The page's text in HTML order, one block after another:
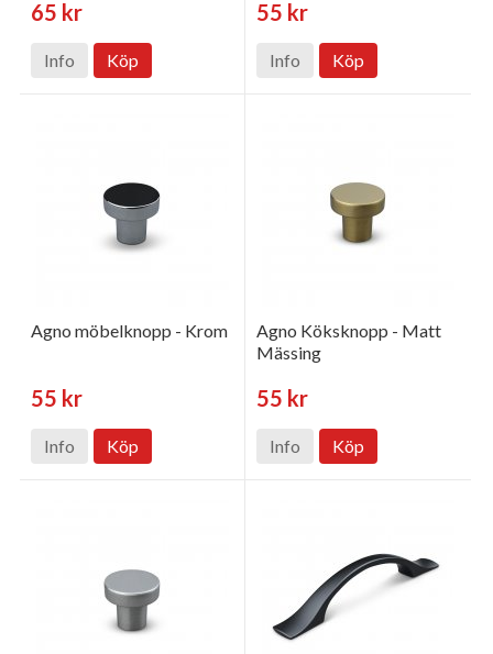
65 kr
Info Köp
55 kr
Info Köp
Agno möbelknopp - Krom
55 kr
Info Köp
Agno Köksknopp - Matt
Mässing
55 kr
Info Köp